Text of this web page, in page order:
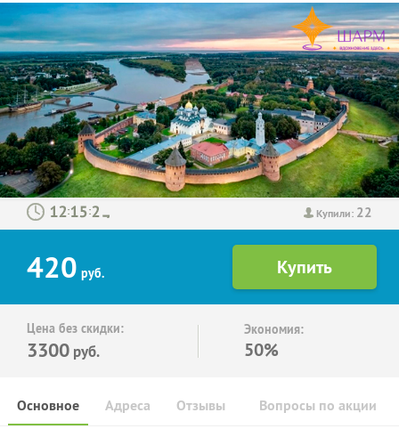
Купили: 22
: :
420 руб.
Цена без скидки:
3300 руб.
Экономия:
50%
Основное Отзывы Вопросы по акции
Адреса